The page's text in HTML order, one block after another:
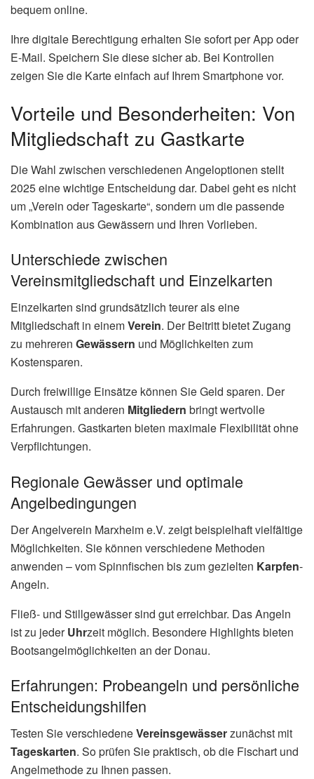
bequem online.
Ihre digitale Berechtigung erhalten Sie sofort per App oder
E-Mail. Speichern Sie diese sicher ab. Bei Kontrollen
zeigen Sie die Karte einfach auf Ihrem Smartphone vor.
Vorteile und Besonderheiten: Von
Mitgliedschaft zu Gastkarte
Die Wahl zwischen verschiedenen Angeloptionen stellt
2025 eine wichtige Entscheidung dar. Dabei geht es nicht
um „Verein oder Tageskarte“, sondern um die passende
Kombination aus Gewässern und Ihren Vorlieben.
Unterschiede zwischen
Vereinsmitgliedschaft und Einzelkarten
Einzelkarten sind grundsätzlich teurer als eine
Mitgliedschaft in einemVerein. Der Beitritt bietet Zugang
zu mehreren Gewässern und Möglichkeiten zum
Kostensparen.
Durch freiwillige Einsätze können Sie Geld sparen. Der
Austausch mit anderen Mitgliedern bringt wertvolle
Erfahrungen. Gastkarten bieten maximale Flexibilität ohne
Verpflichtungen.
Regionale Gewässer und optimale
Angelbedingungen
Der Angelverein Marxheim e.V. zeigt beispielhaft vielfältige
Möglichkeiten. Sie können verschiedene Methoden
anwenden – vom Spinnfischen bis zum gezielten Karpfen-
Angeln.
Fließ- und Stillgewässer sind gut erreichbar. Das Angeln
ist zu jederUhrzeit möglich. Besondere Highlights bieten
Bootsangelmöglichkeiten an der Donau.
Erfahrungen: Probeangeln und persönliche
Entscheidungshilfen
Testen Sie verschiedeneVereinsgewässerzunächst mit
Tageskarten. So prüfen Sie praktisch, ob die Fischart und
Angelmethode zu Ihnen passen.